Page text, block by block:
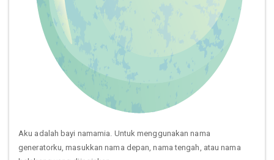
Aku adalah bayi namamia. Untuk menggunakan nama
generatorku, masukkan nama depan, nama tengah, atau nama